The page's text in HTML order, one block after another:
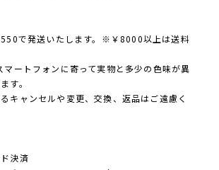
550で発送いたします。※￥8000以上は送料
マートフォンに寄って実物と多少の色味が異
す。
キャンセルや変更、交換、返品はご遠慮く
決済